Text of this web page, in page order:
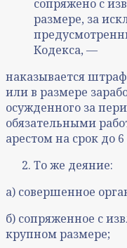
сопряжено с
размере, за
Кодекса, —
наказывается
или в размере
осужденного за
обязательными
арестом на срок до
То же деяние:
а) совершенное
б) сопряженное с
крупном размере;